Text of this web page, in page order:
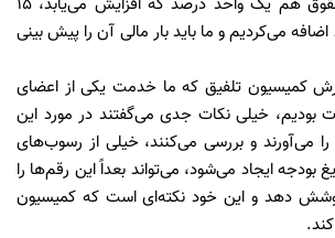
بخواهیم مثلاً سطح حقوق هم یک واحد درصد که افزایش می‌یابد، ۱۵
اضافه می‌کردیم و ما باید بار مالی آن را پیش بینی
کمیسیون تلفیق که ما خدمت یکی از اعضای
بودیم، خیلی نکات جدی می‌گفتند در مورد این
می‌آورند و بررسی می‌کنند، خیلی از رسوب‌های
بودجه ایجاد می‌شود، می‌تواند بعداً این رقم‌ها را
دهد و این خود نکته‌ای است که کمیسیون